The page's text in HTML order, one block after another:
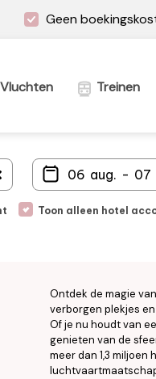
Geen
Vluchten Treinen
Toon alleen hotel
Ontdek de magie van
verborgen plekjes
Of je nu houdt van
genieten van de
meer dan 1,3